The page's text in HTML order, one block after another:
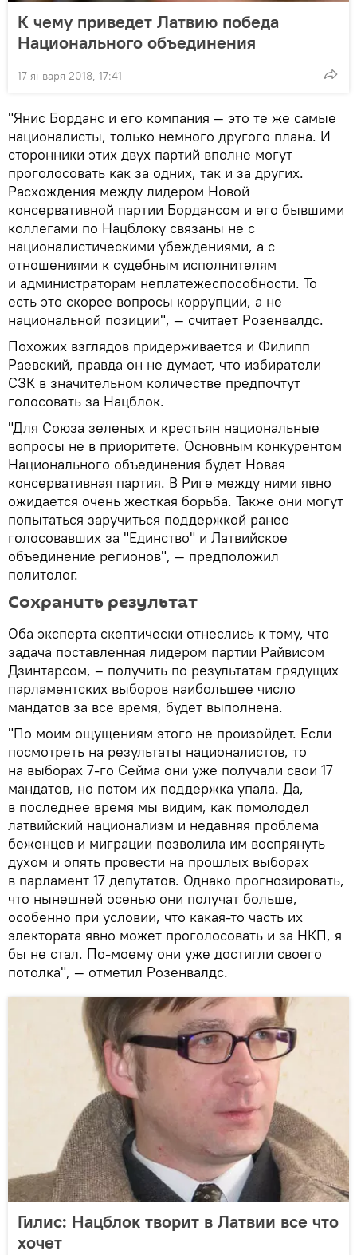
К чему приведет Латвию победа
Национального объединения
17 января 2018, 17:41
"Янис Борданс и его компания — это те же самые
националисты, только немного другого плана. И
сторонники этих двух партий вполне могут
проголосовать как за одних, так и за других.
Расхождения между лидером Новой
консервативной партии Бордансом и его бывшими
коллегами по Нацблоку связаны не с
националистическими убеждениями, а с
отношениями к судебным исполнителям
и администраторам неплатежеспособности. То
есть это скорее вопросы коррупции, а не
национальной позиции", — считает Розенвалдс.
Похожих взглядов придерживается и Филипп
Раевский, правда он не думает, что избиратели
СЗК в значительном количестве предпочтут
голосовать за Нацблок.
"Для Союза зеленых и крестьян национальные
вопросы не в приоритете. Основным конкурентом
Национального объединения будет Новая
консервативная партия. В Риге между ними явно
ожидается очень жесткая борьба. Также они могут
попытаться заручиться поддержкой ранее
голосовавших за "Единство" и Латвийское
объединение регионов", — предположил
политолог.
Сохранить результат
Оба эксперта скептически отнеслись к тому, что
задача поставленная лидером партии Райвисом
Дзинтарсом, – получить по результатам грядущих
парламентских выборов наибольшее число
мандатов за все время, будет выполнена.
"По моим ощущениям этого не произойдет. Если
посмотреть на результаты националистов, то
на выборах 7-го Сейма они уже получали свои 17
мандатов, но потом их поддержка упала. Да,
в последнее время мы видим, как помолодел
латвийский национализм и недавняя проблема
беженцев и миграции позволила им воспрянуть
духом и опять провести на прошлых выборах
в парламент 17 депутатов. Однако прогнозировать,
что нынешней осенью они получат больше,
особенно при условии, что какая-то часть их
электората явно может проголосовать и за НКП, я
бы не стал. По-моему они уже достигли своего
потолка", — отметил Розенвалдс.
Гилис: Нацблок творит в Латвии все что
хочет